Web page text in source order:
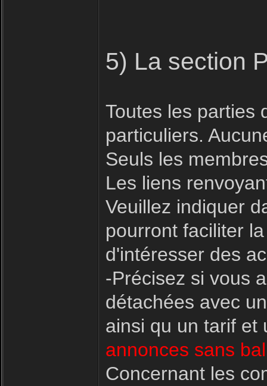
5) La section
Toutes les parties
particuliers.
Seuls les
Les liens
Veuillez indiquer
pourront faciliter
d'intéresser des
-Précisez si vous
détachées avec
ainsi qu un tarif
annonces sans
Concernant les